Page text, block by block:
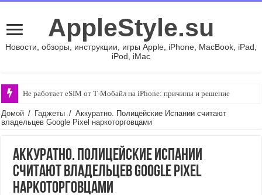
AppleStyle.su
Новости, обзоры, инструкции, игры Apple, iPhone, MacBook, iPad,
iPod, iMac
Не работает eSIM от Т-Мобайл на iPhone: причины и решение
Домой / Гаджеты / Аккуратно. Полицейские Испании считают
владельцев Google Pixel наркоторговцами
Аккуратно. Полицейские Испании
считают владельцев Google Pixel
наркоторговцами